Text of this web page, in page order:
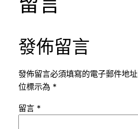
發佈留言
發佈留言必須填寫的電子郵件地
位標示為 *
留言 *